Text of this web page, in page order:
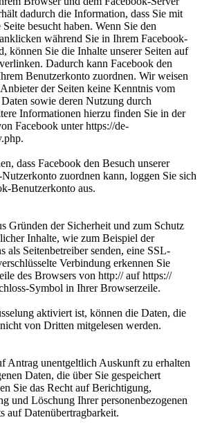
dadurch die Information, dass Sie mit
besucht haben. Wenn Sie den
während Sie in Ihrem Facebook-
können Sie die Inhalte unserer Seiten auf
Dadurch kann Facebook den
Benutzerkonto zuordnen. Wir weisen
der Seiten keine Kenntnis vom
sowie deren Nutzung durch
Informationen hierzu finden Sie in der
Facebook unter https://de-
dass Facebook den Besuch unserer
zuordnen kann, loggen Sie sich
Benutzerkonto aus.
Gründen der Sicherheit und zum Schutz
Inhalte, wie zum Beispiel der
als Seitenbetreiber senden, eine SSL-
Verbindung erkennen Sie
des Browsers von http:// auf https://
Symbol in Ihrer Browserzeile.
aktiviert ist, können die Daten, die
von Dritten mitgelesen werden.
Antrag unentgeltlich Auskunft zu erhalten
Daten, die über Sie gespeichert
Sie das Recht auf Berichtigung,
und Löschung Ihrer personenbezogenen
auf Datenübertragbarkeit.